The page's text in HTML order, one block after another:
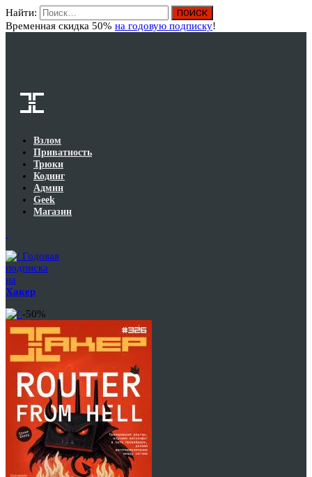
Найти:
Временная скидка 50% на годовую подписку!
Взлом
Приватность
Трюки
Кодинг
Админ
Geek
Магазин
Годовая
подписка
на
Хакер
-50%